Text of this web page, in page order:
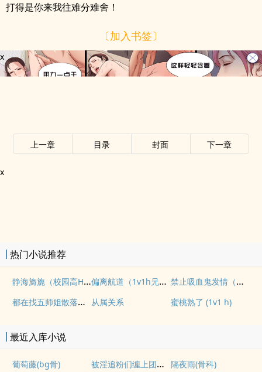
打得是你来我往难分难舍！
〔加入书签〕
x
上一章 目录 封面 下一章
x
热门小说推荐
静海旖旎（校园高H） 偏离航道（1v1h兄妹骨科bg）
禁止吸血鬼发情（姐狗高H 1v1）
都在找五师姐散落的法宝
从属关系 蜜桃熟了 (1v1 h)
最近入库小说
葡萄藤(bg骨) 被淫追粉们缠上团播女主播(露出NPH) 隔夜雨(骨科)